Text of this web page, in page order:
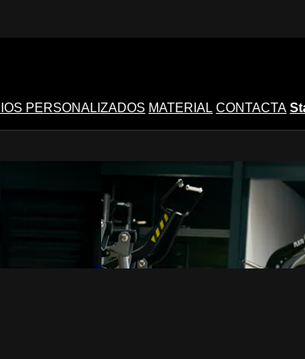
PERSONALIZADOS MATERIAL CONTACTA